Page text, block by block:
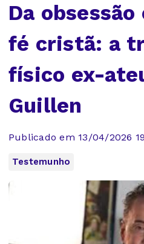
Da
fé cristã: a
físico ex-
Guillen
Publicado em 13/04/2026
Testemunho